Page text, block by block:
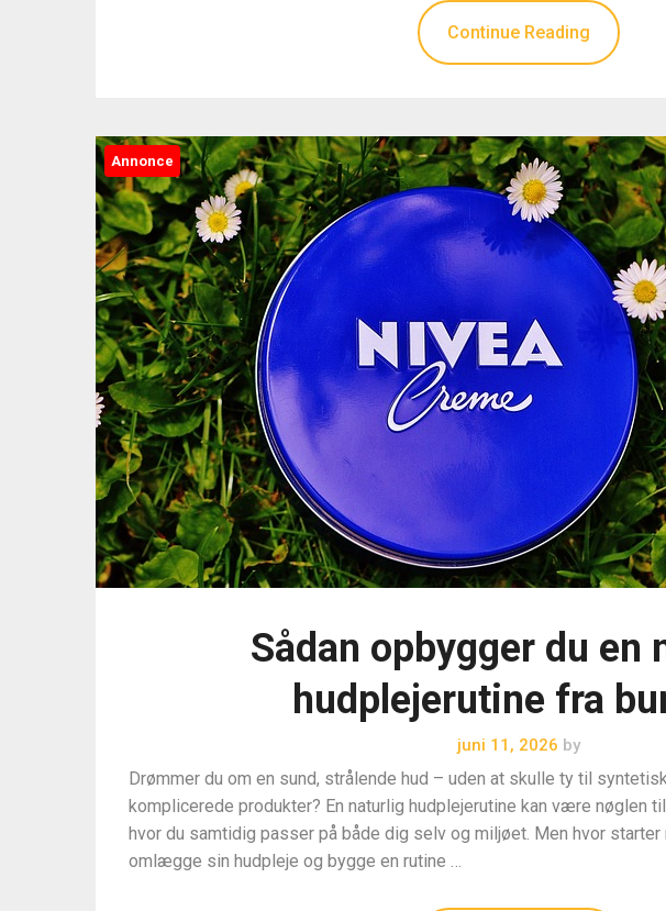
Continue Reading
Annonce
Sådan opbygger du en
hudplejerutine fra
juni 11, 2026 by
Drømmer du om en sund, strålende hud – uden at skulle ty til
komplicerede produkter? En naturlig hudplejerutine kan være nøglen
hvor du samtidig passer på både dig selv og miljøet. Men hvor starter
omlægge sin hudpleje og bygge en rutine …